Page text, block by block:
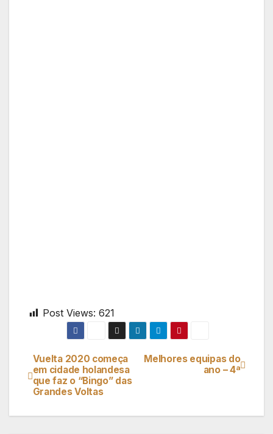
Post Views: 621
Navegação
de
artigos
Melhores equipas do
ano – 4ª
Vuelta 2020 começa
em cidade holandesa
que faz o “Bingo” das
Grandes Voltas